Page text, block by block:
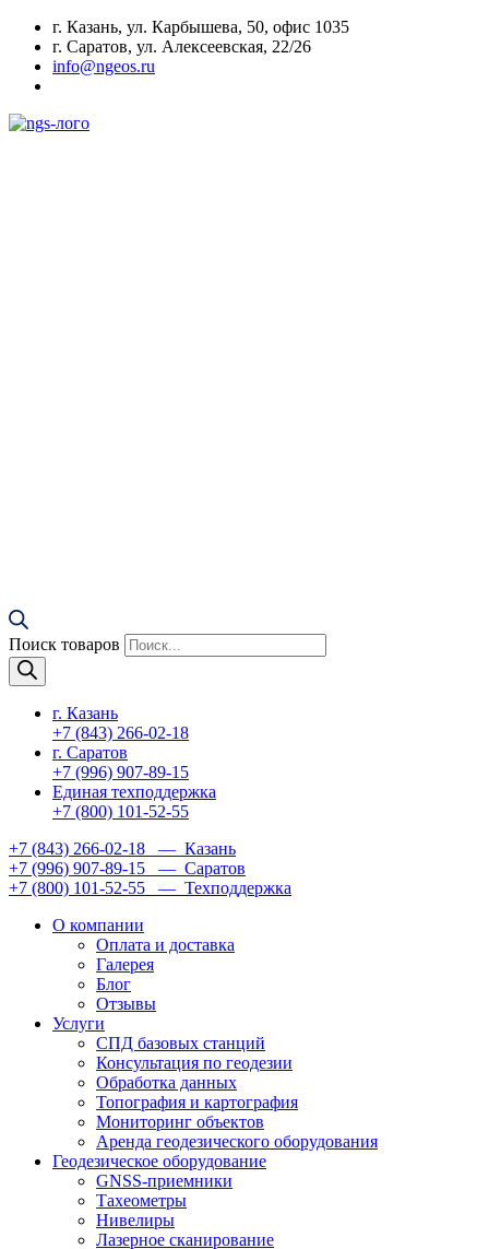
г. Казань, ул. Карбышева, 50, офис 1035
г. Саратов, ул. Алексеевская, 22/26
info@ngeos.ru
Поиск товаров
г. Казань
+7 (843) 266-02-18
г. Саратов
+7 (996) 907-89-15
Единая техподдержка
+7 (800) 101-52-55
+7 (843) 266-02-18 — Казань
+7 (996) 907-89-15 — Саратов
+7 (800) 101-52-55 — Техподдержка
О компании
Оплата и доставка
Галерея
Блог
Отзывы
Услуги
СПД базовых станций
Консультация по геодезии
Обработка данных
Топография и картография
Мониторинг объектов
Аренда геодезического оборудования
Геодезическое оборудование
GNSS-приемники
Тахеометры
Нивелиры
Лазерное сканирование